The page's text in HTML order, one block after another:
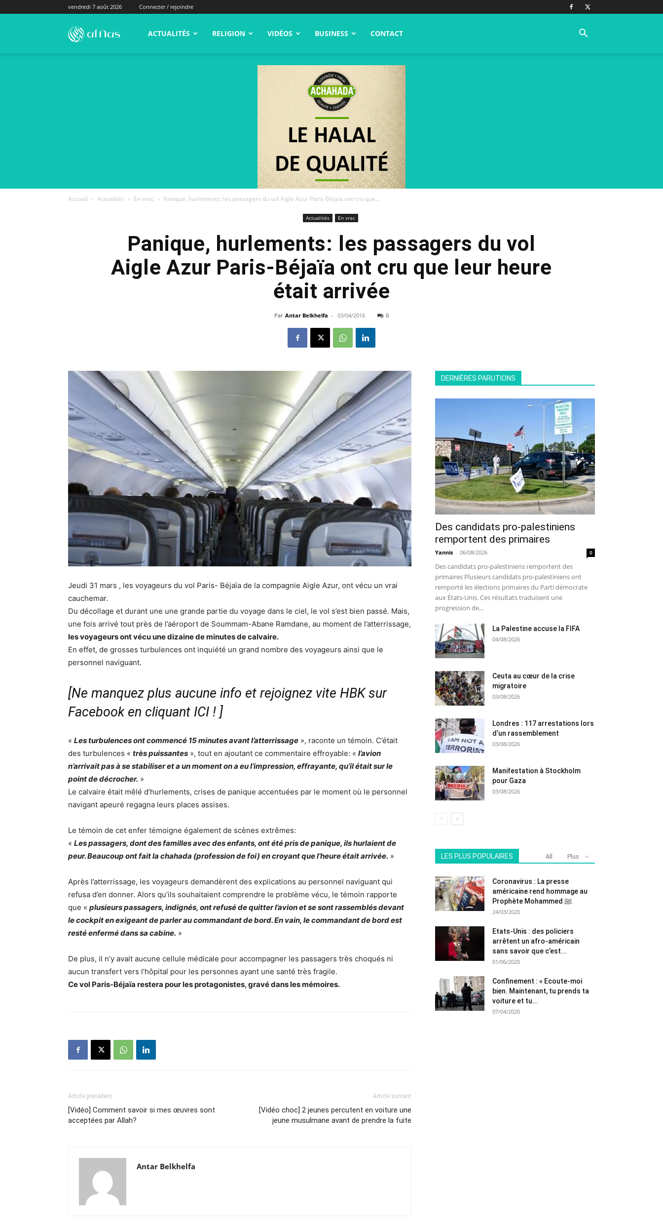
vendredi 7 août 2026 Connecter / rejoindre
alNas.fr ACTUALITÉS RELIGION VIDÉOS BUSINESS CONTACT
Accueil Actualités En vrac Panique, hurlements: les passagers du vol Aigle Azur Paris-Béjaïa ont cru que...
Actualités En vrac
Panique, hurlements: les passagers du vol
Aigle Azur Paris-Béjaïa ont cru que leur heure
était arrivée
Par Antar Belkhelfa - 03/04/2016 0
Jeudi 31 mars , les voyageurs du vol Paris- Béjaïa de la compagnie Aigle Azur, ont vécu un vrai
cauchemar.
Du décollage et durant une une grande partie du voyage dans le ciel, le vol s’est bien passé. Mais,
une fois arrivé tout près de l’aéroport de Soummam-Abane Ramdane, au moment de l’atterrissage,
les voyageurs ont vécu une dizaine de minutes de calvaire.
En effet, de grosses turbulences ont inquiété un grand nombre des voyageurs ainsi que le
personnel naviguant.
[Ne manquez plus aucune info et rejoignez vite HBK sur
Facebook en cliquant ICI ! ]
« Les turbulences ont commencé 15 minutes avant l’atterrissage », raconte un témoin. C’était
des turbulences « très puissantes », tout en ajoutant ce commentaire effroyable: « l’avion
n’arrivait pas à se stabiliser et a un moment on a eu l’impression, effrayante, qu’il était sur le
point de décrocher. »
Le calvaire était mêlé d’hurlements, crises de panique accentuées par le moment où le personnel
navigant apeuré regagna leurs places assises.
Le témoin de cet enfer témoigne également de scènes extrêmes:
« Les passagers, dont des familles avec des enfants, ont été pris de panique, ils hurlaient de
peur. Beaucoup ont fait la chahada (profession de foi) en croyant que l’heure était arrivée. »
Après l’atterrissage, les voyageurs demandèrent des explications au personnel naviguant qui
refusa d’en donner. Alors qu’ils souhaitaient comprendre le problème vécu, le témoin rapporte
que « plusieurs passagers, indignés, ont refusé de quitter l’avion et se sont rassemblés devant
le cockpit en exigeant de parler au commandant de bord. En vain, le commandant de bord est
resté enfermé dans sa cabine. »
De plus, il n’y avait aucune cellule médicale pour accompagner les passagers très choqués ni
aucun transfert vers l’hôpital pour les personnes ayant une santé très fragile.
Ce vol Paris-Béjaïa restera pour les protagonistes, gravé dans les mémoires.
Article précédent
[Vidéo] Comment savoir si mes œuvres sont
acceptées par Allah?
Article suivant
[Vidéo choc] 2 jeunes percutent en voiture une
jeune musulmane avant de prendre la fuite
Antar Belkhelfa
DERNIÈRES PARUTIONS
Des candidats pro-palestiniens
remportent des primaires
Yannis - 06/08/2026 0
Des candidats pro-palestiniens remportent des
primaires Plusieurs candidats pro-palestiniens ont
remporté les élections primaires du Parti démocrate
aux États-Unis. Ces résultats traduisent une
progression de...
La Palestine accuse la FIFA
04/08/2026
Ceuta au cœur de la crise
migratoire
03/08/2026
Londres : 117 arrestations lors
d’un rassemblement
03/08/2026
Manifestation à Stockholm
pour Gaza
03/08/2026
LES PLUS POPULAIRES All Plus
Coronavirus : La presse
américaine rend hommage au
Prophète Mohammed ﷺ
24/03/2020
Etats-Unis : des policiers
arrêtent un afro-américain
sans savoir que c’est...
01/06/2020
Confinement : « Ecoute-moi
bien. Maintenant, tu prends ta
voiture et tu...
07/04/2020